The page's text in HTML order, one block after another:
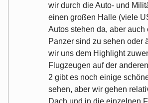
wir durch die Auto- und
einen großen Halle (viele
Autos stehen da, aber auch
Panzer sind zu sehen oder
wir uns dem Highlight
Flugzeugen auf der
2 gibt es noch einige
sehen, aber wir gehen
Dach und in die einzelnen